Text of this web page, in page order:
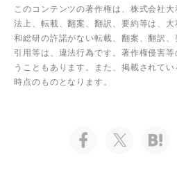
このコンテンツの著作権は、株式会社
法上、転載、翻案、翻訳、要約等は、
和総研の許諾がない転載、翻案、翻訳
引用等は、違法行為です。著作権侵害
うこともあります。また、掲載されて
時点のものとなります。